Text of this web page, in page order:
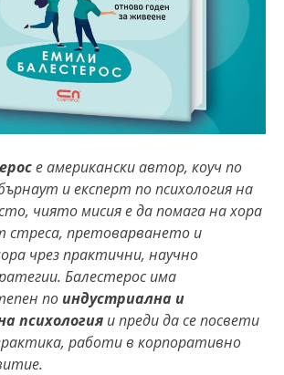
е американски автор, коуч по
и експерт по психология на
чиято мисия е да помага на хора
стреса, претоварването и
чрез практични, научно
Балестерос има
по индустриална и
психология и преди да се посвети
работи в корпоративно